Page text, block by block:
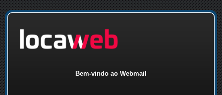
Bem-vindo ao Webmail